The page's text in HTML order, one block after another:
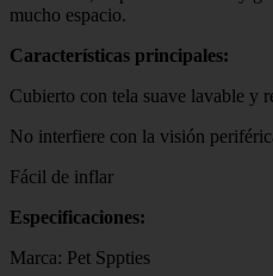
mucho espacio.
Características principales:
Cubierto con tela suave lavable y
No interfiere con la visión
Fácil de inflar
Especificaciones:
Marca: Pet Sppties